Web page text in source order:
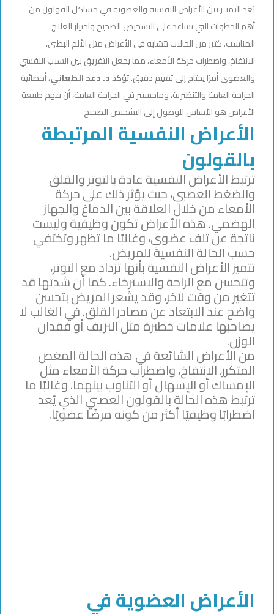
يُعد التمييز بين الأعراض النفسية والعضوية في مشاكل القولون من
أهم الخطوات التي تساعد على التشخيص الصحيح واختيار العلاج
المناسب. كثير من الحالات تتشابه في الأعراض مثل الألم البطني،
الانتفاخ، واضطراب حركة الأمعاء، مما يجعل التفريق بين السبب النفسي
والعضوي أمرًا يحتاج إلى تقييم دقيق. تؤكدد. دعد الطعاني، أخصائية
الجراحة العامة والتنظيرية، وماجستير في الجراحة العامة، أن فهم طبيعة
الأعراض هو الأساس للوصول إلى التشخيص الصحيح.
الأعراض النفسية المرتبطة
بالقولون
ترتبط الأعراض النفسية عادة بالتوتر والقلق
والضغط العصبي، حيث يؤثر ذلك على حركة
الأمعاء من خلال العلاقة بين الدماغ والجهاز
الهضمي. هذه الأعراض تكون وظيفية وليست
ناتجة عن تلف عضوي، وغالبًا ما تظهر وتختفي
حسب الحالة النفسية للمريض.
تتميز الأعراض النفسية بأنها تزداد مع التوتر،
وتتحسن مع الراحة والاسترخاء. كما أن شدتها قد
تتغير من وقت لآخر، وقد يشعر المريض بتحسن
واضح عند الابتعاد عن مصادر القلق. في الغالب لا
يصاحبها علامات خطيرة مثل النزيف أو فقدان
الوزن.
من الأعراض الشائعة في هذه الحالة المغص
المتكرر، الانتفاخ، واضطراب حركة الأمعاء مثل
الإمساك أو الإسهال أو التناوب بينهما. وغالبًا ما
ترتبط هذه الحالة بالقولون العصبي الذي يُعد
اضطرابًا وظيفيًا أكثر من كونه مرضًا عضويًا.
الأعراض العضوية في